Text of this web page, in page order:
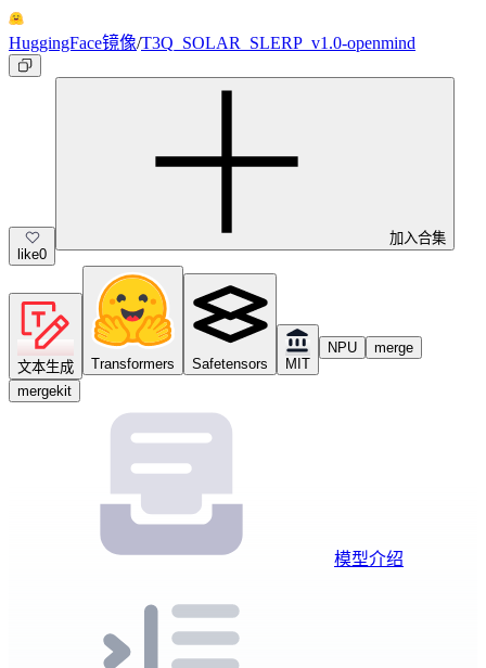
HuggingFace镜像/T3Q_SOLAR_SLERP_v1.0-openmind
like0
加入合集
文本生成 Transformers Safetensors MIT
NPU merge
mergekit
模型介绍